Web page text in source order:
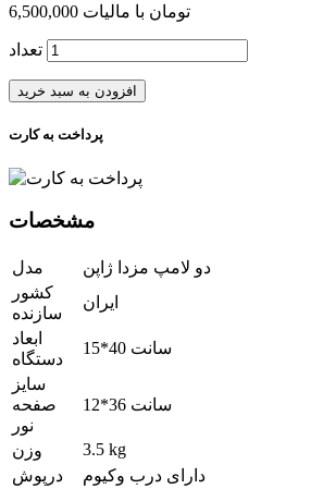
6,500,000 تومان با ماليات
تعداد
افزودن به سبد خرید
پرداخت به کارت
مشخصات
مدل
دو لامپ مزدا ژاپن
کشور
سازنده
ایران
ابعاد
دستگاه
15*40 سانت
سایز
صفحه
نور
12*36 سانت
وزن
3.5 kg
درپوش
دارای درب وکیوم